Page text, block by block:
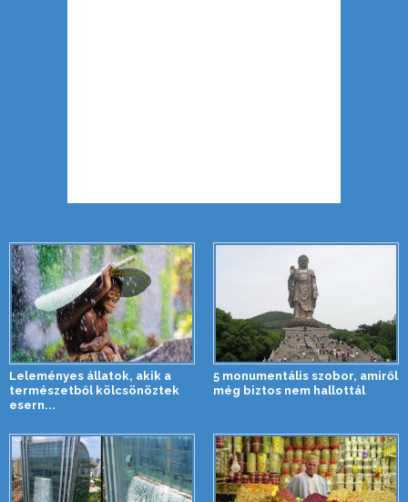
Leleményes állatok, akik a
természetből kölcsönöztek
esern...
5 monumentális szobor, amiről
még biztos nem hallottál